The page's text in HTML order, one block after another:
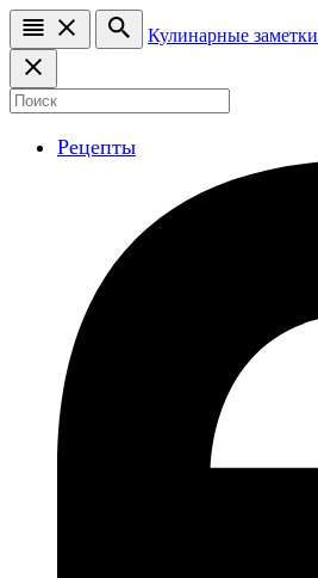
Кулинарные заметки
Рецепты